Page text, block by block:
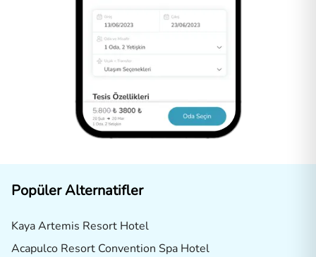
Popüler Alternatifler
Kaya Artemis Resort Hotel
Acapulco Resort Convention Spa Hotel